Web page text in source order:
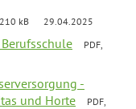
kB 29.04.2025
PDF,
-
und Horte
PDF,